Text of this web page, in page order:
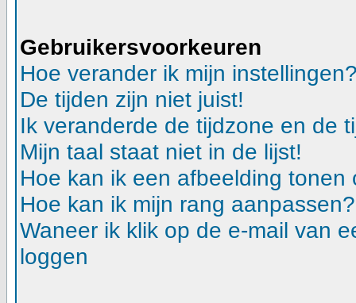
Gebruikersvoorkeuren
Hoe verander ik mijn
De tijden zijn niet juist!
Ik veranderde de tijdzone en de
Mijn taal staat niet in de lijst!
Hoe kan ik een afbeelding
Hoe kan ik mijn rang aanpassen?
Waneer ik klik op de e-mail van
loggen